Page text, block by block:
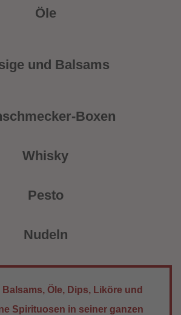
Öle
und Balsams
Boxen
Whisky
Pesto
Nudeln
Öle, Dips, Liköre und
Spirituosen in seiner ganzen